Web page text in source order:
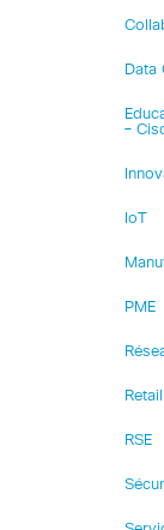
Data
–
IoT
PME
Retail
RSE